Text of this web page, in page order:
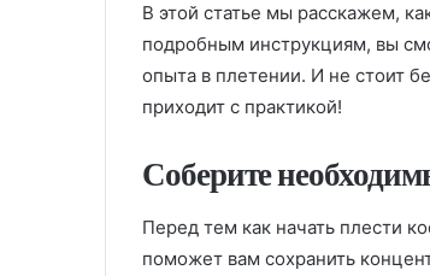
В этой статье мы расскажем,
подробным инструкциям, вы
опыта в плетении. И не стоит
приходит с практикой!
Соберите
Перед тем как начать плести
поможет вам сохранить